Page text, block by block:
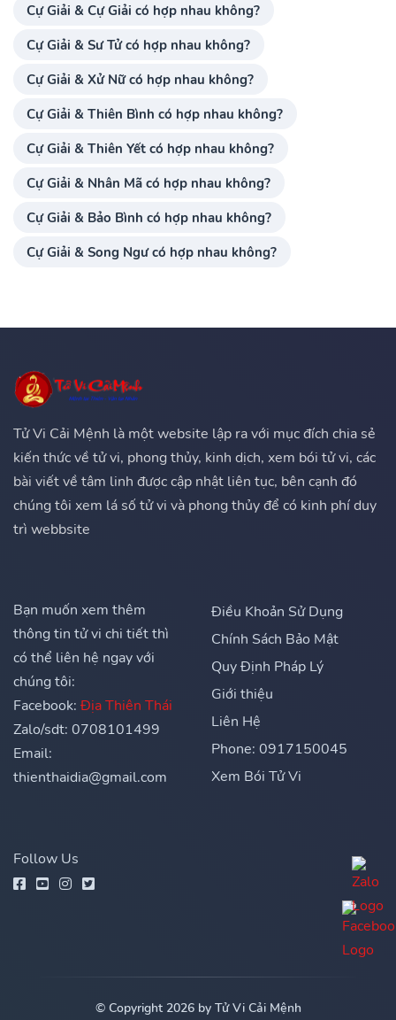
Cự Giải & Cự Giải có hợp nhau không?
Cự Giải & Sư Tử có hợp nhau không?
Cự Giải & Xử Nữ có hợp nhau không?
Cự Giải & Thiên Bình có hợp nhau không?
Cự Giải & Thiên Yết có hợp nhau không?
Cự Giải & Nhân Mã có hợp nhau không?
Cự Giải & Bảo Bình có hợp nhau không?
Cự Giải & Song Ngư có hợp nhau không?
Tử Vi Cải Mệnh là một website lập ra với mục đích chia sẻ
kiến thức về tử vi, phong thủy, kinh dịch, xem bói tử vi, các
bài viết về tâm linh được cập nhật liên tục, bên cạnh đó
chúng tôi xem lá số tử vi và phong thủy để có kinh phí duy
trì webbsite
Bạn muốn xem thêm
thông tin tử vi chi tiết thì
có thể liên hệ ngay với
chúng tôi:
Facebook: Địa Thiên Thái
Zalo/sdt: 0708101499
Email:
thienthaidia@gmail.com
Điều Khoản Sử Dụng
Chính Sách Bảo Mật
Quy Định Pháp Lý
Giới thiệu
Liên Hệ
Phone: 0917150045
Xem Bói Tử Vi
Follow Us
© Copyright 2026 by Tử Vi Cải Mệnh